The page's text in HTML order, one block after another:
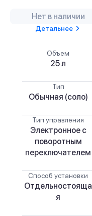
Нет в наличии
Детальнее
Объем
25 л
Тип
Обычная (соло)
Тип управления
Электронное с
поворотным
переключателем
Способ установки
Отдельностояща
я